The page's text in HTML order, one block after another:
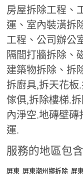
房屋拆除工程、
運、室內裝潢拆
工程、公司辦公
隔間打牆拆除、
建築物拆除、拆
拆廚具,拆天花板
傢俱,拆除樓梯.
內淨空.地磚壁
運.
服務的地區包含
屏東 屏東潮州鄉拆除 屏